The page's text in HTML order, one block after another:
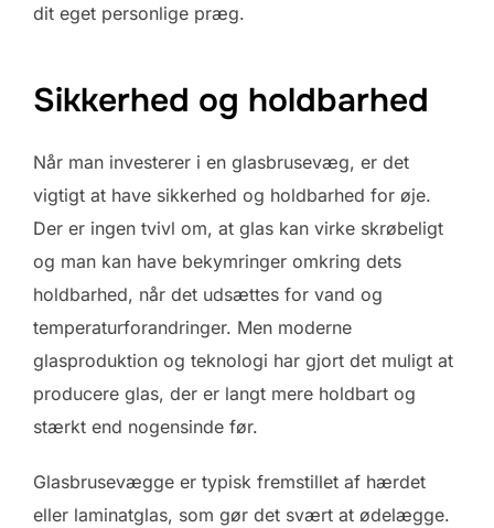
dit eget personlige præg.
Sikkerhed og holdbarhed
Når man investerer i en glasbrusevæg, er det
vigtigt at have sikkerhed og holdbarhed for øje.
Der er ingen tvivl om, at glas kan virke skrøbeligt
og man kan have bekymringer omkring dets
holdbarhed, når det udsættes for vand og
temperaturforandringer. Men moderne
glasproduktion og teknologi har gjort det muligt at
producere glas, der er langt mere holdbart og
stærkt end nogensinde før.
Glasbrusevægge er typisk fremstillet af hærdet
eller laminatglas, som gør det svært at ødelægge.